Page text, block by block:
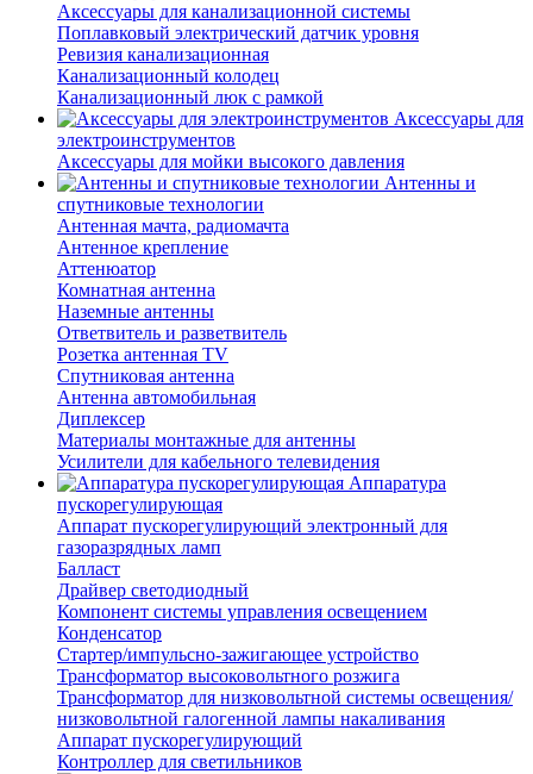
Аксессуары для канализационной системы
Поплавковый электрический датчик уровня
Ревизия канализационная
Канализационный колодец
Канализационный люк с рамкой
Аксессуары для
электроинструментов
Аксессуары для мойки высокого давления
Антенны и
спутниковые технологии
Антенная мачта, радиомачта
Антенное крепление
Аттенюатор
Комнатная антенна
Наземные антенны
Ответвитель и разветвитель
Розетка антенная TV
Спутниковая антенна
Антенна автомобильная
Диплексер
Материалы монтажные для антенны
Усилители для кабельного телевидения
Аппаратура
пускорегулирующая
Аппарат пускорегулирующий электронный для
газоразрядных ламп
Балласт
Драйвер светодиодный
Компонент системы управления освещением
Конденсатор
Стартер/импульсно-зажигающее устройство
Трансформатор высоковольтного розжига
Трансформатор для низковольтной системы освещения/
низковольтной галогенной лампы накаливания
Аппарат пускорегулирующий
Контроллер для светильников